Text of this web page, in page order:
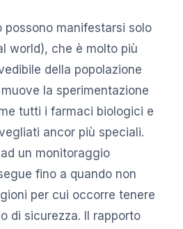
possono manifestarsi solo
world), che è molto più
della popolazione
la sperimentazione
tutti i farmaci biologici e
ancor più speciali.
un monitoraggio
fino a quando non
per cui occorre tenere
di sicurezza. Il rapporto